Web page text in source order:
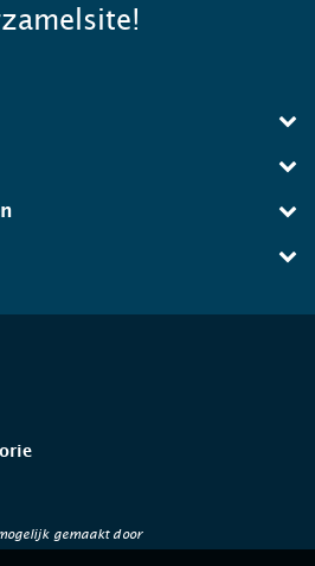
gemaakt door